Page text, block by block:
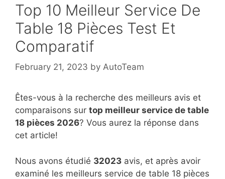
Top 10 Meilleur Service De
Table 18 Pièces Test Et
Comparatif
February 21, 2023 by AutoTeam
Êtes-vous à la recherche des meilleurs avis et
comparaisons sur top meilleur service de table
18 pièces 2026? Vous aurez la réponse dans
cet article!
Nous avons étudié 32023 avis, et après avoir
examiné les meilleurs service de table 18 pièces